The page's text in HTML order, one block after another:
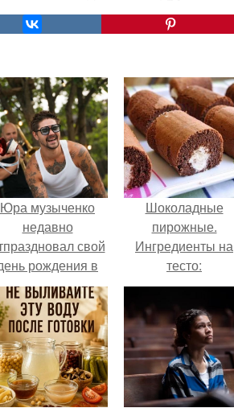
Юра музыченко
недавно
свой
рождения в
кругу самых
и родных
людей.
Шоколадные
пирожные.
Ингредиенты на
тесто: